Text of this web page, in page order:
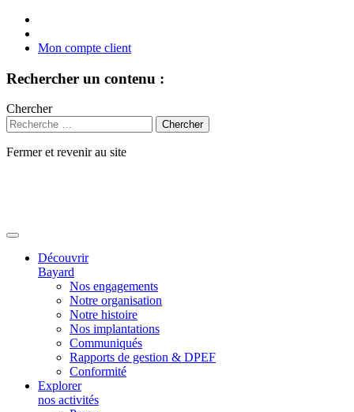
Mon compte client
Rechercher un contenu :
Chercher
Fermer et revenir au site
Découvrir
Bayard
Nos engagements
Notre organisation
Notre histoire
Nos implantations
Communiqués
Rapports de gestion & DPEF
Conformité
Explorer
nos activités